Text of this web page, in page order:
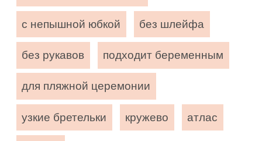
с непышной юбкой без шлейфа
без рукавов подходит беременным
для пляжной церемонии
узкие бретельки кружево атлас